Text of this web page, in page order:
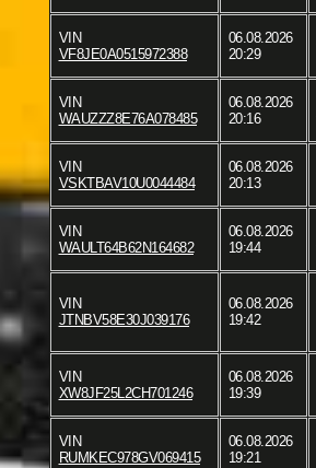
VIN
VF8JE0A0515972388
06.08.2026
20:29
VIN
WAUZZZ8E76A078485
06.08.2026
20:16
VIN
VSKTBAV10U0044484
06.08.2026
20:13
VIN
WAULT64B62N164682
06.08.2026
19:44
VIN
JTNBV58E30J039176
06.08.2026
19:42
VIN
XW8JF25L2CH701246
06.08.2026
19:39
VIN
RUMKEC978GV069415
06.08.2026
19:21